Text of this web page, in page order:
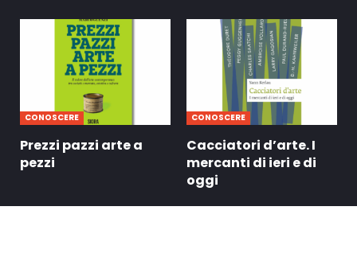
CONOSCERE
Prezzi pazzi arte a
pezzi
CONOSCERE
Cacciatori d’arte. I
mercanti di ieri e di
oggi